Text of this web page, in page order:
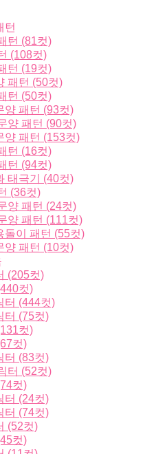
턴
턴 (81컷)
(108컷)
턴 (19컷)
패턴 (50컷)
턴 (50컷)
양 패턴 (93컷)
양 패턴 (90컷)
양 패턴 (153컷)
턴 (16컷)
턴 (94컷)
태극기 (40컷)
(36컷)
양 패턴 (24컷)
양 패턴 (111컷)
돌이 패턴 (55컷)
양 패턴 (10컷)
(205컷)
컷)
터 (444컷)
터 (75컷)
컷)
컷)
터 (83컷)
터 (52컷)
컷)
터 (24컷)
터 (74컷)
(52컷)
컷)